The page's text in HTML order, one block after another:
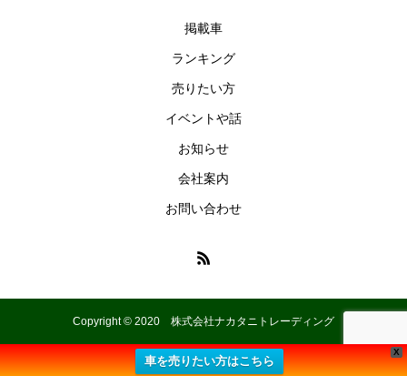
掲載車
ランキング
売りたい方
イベントや話
お知らせ
会社案内
お問い合わせ
Copyright © 2020 株式会社ナカタニトレーディング
X
車を売りたい方はこちら